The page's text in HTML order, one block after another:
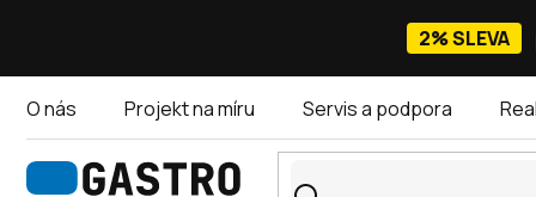
2% SLEVA
O nás Projekt na míru Servis a podpora